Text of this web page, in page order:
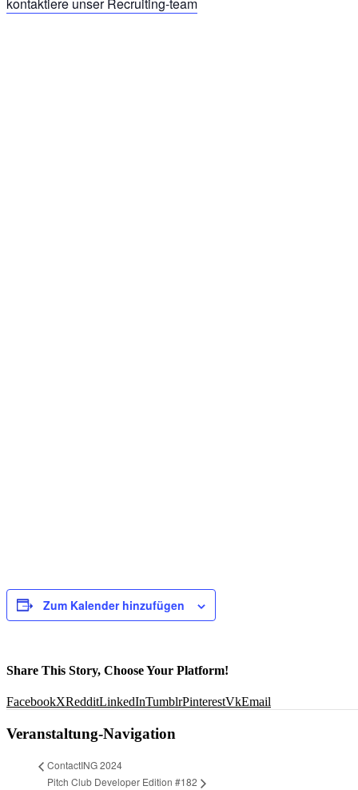
Zum Kalender hinzufügen
Share This Story, Choose Your Platform!
FacebookXRedditLinkedInTumblrPinterestVkEmail
Veranstaltung-Navigation
ContactING 2024
Pitch Club Developer Edition #182